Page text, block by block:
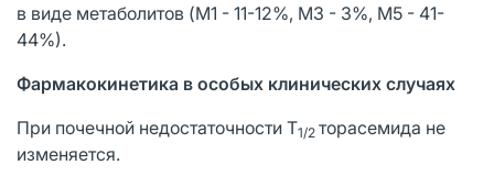
в виде метаболитов (M1 - 11-12%, М3 - 3%, М5 - 41-
44%).
Фармакокинетика в особых клинических случаях
При почечной недостаточности T1/2 торасемида не
изменяется.